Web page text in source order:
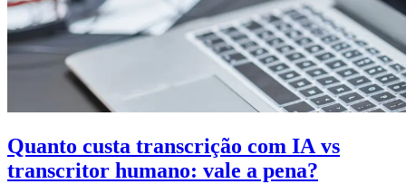
Quanto custa transcrição com IA vs
transcritor humano: vale a pena?